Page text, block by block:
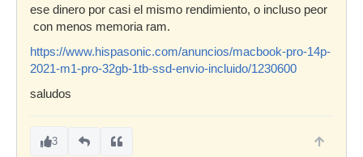
ese dinero por casi el mismo rendimiento, o incluso peor
con menos memoria ram.
https://www.hispasonic.com/anuncios/macbook-pro-14p-
2021-m1-pro-32gb-1tb-ssd-envio-incluido/1230600
saludos
3